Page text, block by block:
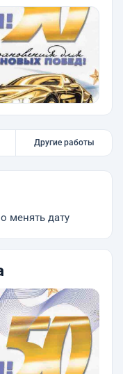
Другие работы
менять дату